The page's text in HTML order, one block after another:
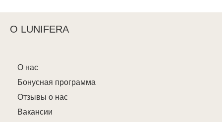
О LUNIFERA
О нас
Бонусная программа
Отзывы о нас
Вакансии